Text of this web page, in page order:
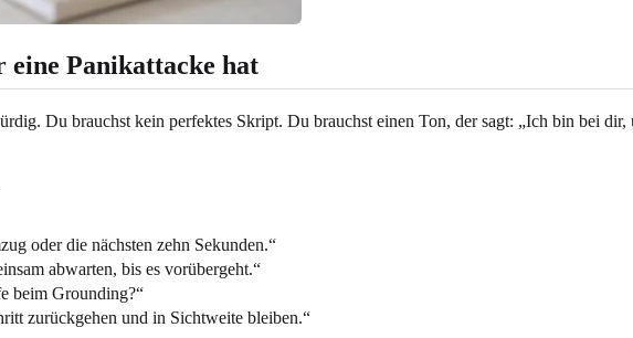
eine Panikattacke hat
Du brauchst kein perfektes Skript. Du brauchst einen Ton, der sagt: „Ich bin bei
oder die nächsten zehn Sekunden.“
abwarten, bis es vorübergeht.“
beim Grounding?“
zurückgehen und in Sichtweite bleiben.“